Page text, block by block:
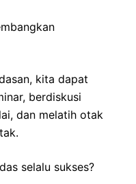
kita dapat
berdiskusi
dan melatih otak
selalu sukses?